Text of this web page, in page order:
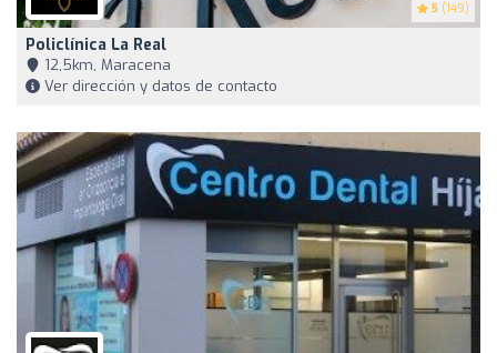
5 (149)
Policlínica La Real
12,5km, Maracena
Ver dirección y datos de contacto